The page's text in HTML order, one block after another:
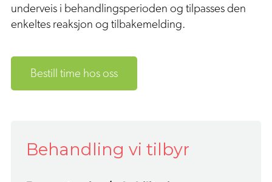
underveis i behandlingsperioden og tilpasses den
enkeltes reaksjon og tilbakemelding.
Bestill time hos oss
Behandling vi tilbyr